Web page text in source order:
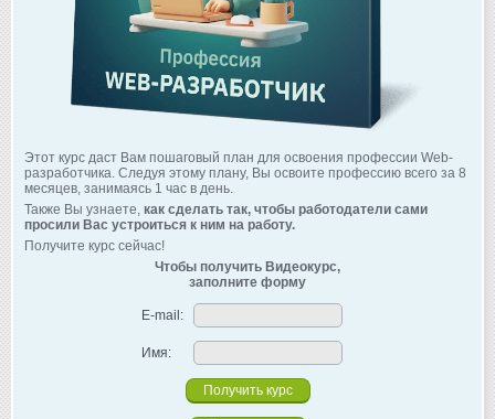
Этот курс даст Вам пошаговый план для освоения профессии Web-
разработчика. Следуя этому плану, Вы освоите профессию всего за 8
месяцев, занимаясь 1 час в день.
Также Вы узнаете, как сделать так, чтобы работодатели сами
просили Вас устроиться к ним на работу.
Получите курс сейчас!
Чтобы получить Видеокурс,
заполните форму
E-mail:
Имя: